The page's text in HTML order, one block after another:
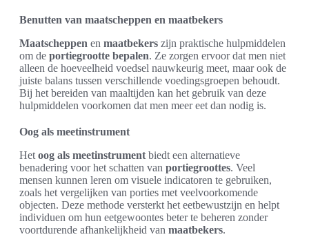
Benutten van maatscheppen en maatbekers
Maatscheppen en maatbekers zijn praktische hulpmiddelen
om de portiegrootte bepalen. Ze zorgen ervoor dat men niet
alleen de hoeveelheid voedsel nauwkeurig meet, maar ook de
juiste balans tussen verschillende voedingsgroepen behoudt.
Bij het bereiden van maaltijden kan het gebruik van deze
hulpmiddelen voorkomen dat men meer eet dan nodig is.
Oog als meetinstrument
Het oog als meetinstrument biedt een alternatieve
benadering voor het schatten van portiegroottes. Veel
mensen kunnen leren om visuele indicatoren te gebruiken,
zoals het vergelijken van porties met veelvoorkomende
objecten. Deze methode versterkt het eetbewustzijn en helpt
individuen om hun eetgewoontes beter te beheren zonder
voortdurende afhankelijkheid van maatbekers.